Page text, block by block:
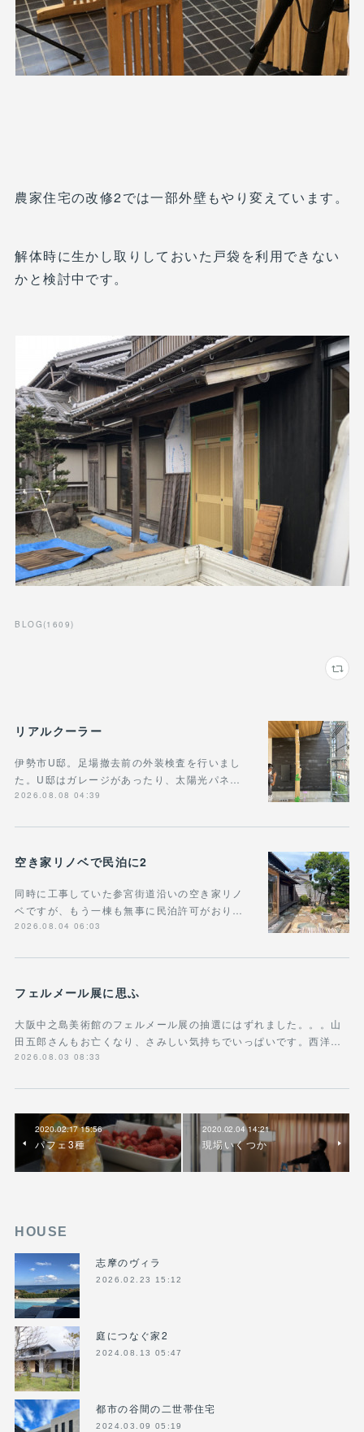
農家住宅の改修2では一部外壁もやり変えています。
解体時に生かし取りしておいた戸袋を利用できない
かと検討中です。
BLOG (1609)
リアルクーラー
伊勢市U邸。足場撤去前の外装検査を行いまし
た。U邸はガレージがあったり、太陽光パネ…
2026.08.08 04:39
空き家リノベで民泊に2
同時に工事していた参宮街道沿いの空き家リノ
ベですが、もう一棟も無事に民泊許可がおり…
2026.08.04 06:03
フェルメール展に思ふ
大阪中之島美術館のフェルメール展の抽選にはずれました。。。山
田五郎さんもお亡くなり、さみしい気持ちでいっぱいです。西洋…
2026.08.03 08:33
2020.02.17 15:56
パフェ3種
2020.02.04 14:21
現場いくつか
HOUSE
志摩のヴィラ
2026.02.23 15:12
庭につなぐ家2
2024.08.13 05:47
都市の谷間の二世帯住宅
2024.03.09 05:19